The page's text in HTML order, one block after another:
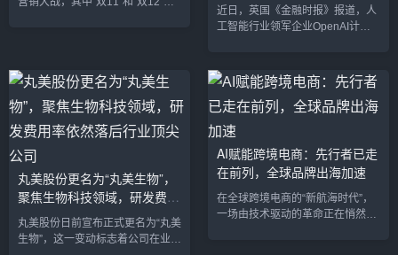
创造出前所...
业面临的一个“尴尬”现象。双12的
由来与崛起“双12”最初由京东于
2012年发起，目的在于借“双11”大
促后的尾声继续推动年底的消费热
场的迅速扩展，其他电商平台纷纷
加入“双12...
近日，英国《金融时报》报道，人
工智能行业领军企业OpenAI计划
Friar表示，公司正在仔细权衡广告
计划的启动时机。这一消息标志着
生成式AI领域的商业模式正迎来重
要转型，同时也引发了业内对AI与
营销结合潜力的热议。广告商业
化：OpenAI的新战略布局今年以
来，OpenAI已经进行了多项关键
年5月，...
丸美股份更名为“丸美生物”，
聚焦生物科技领域，研发费用
率依然落后行业顶尖公司
丸美股份日前宣布正式更名为“丸美
生物”，这一变动标志着公司在业务
AI赋能跨境电商：先行者已走
在前列，全球品牌出海加速
在全球跨境电商的“新航海时代”，
一场由技术驱动的革命正在悄然发